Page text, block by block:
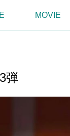
MOVIE
弾